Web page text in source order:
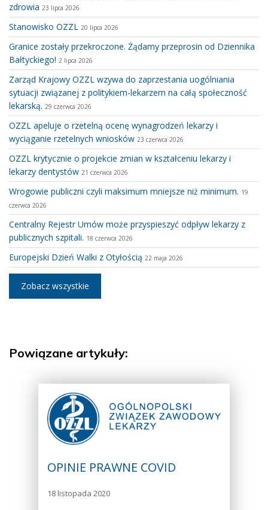
zdrowia 23 lipca 2026
Stanowisko OZZL 20 lipca 2026
Granice zostały przekroczone. Żądamy przeprosin od Dziennika
Bałtyckiego! 2 lipca 2026
Zarząd Krajowy OZZL wzywa do zaprzestania uogólniania
sytuacji związanej z politykiem-lekarzem na całą społeczność
lekarską. 29 czerwca 2026
OZZL apeluje o rzetelną ocenę wynagrodzeń lekarzy i
wyciąganie rzetelnych wniosków 23 czerwca 2026
OZZL krytycznie o projekcie zmian w kształceniu lekarzy i
lekarzy dentystów 21 czerwca 2026
Wrogowie publiczni czyli maksimum mniejsze niż minimum. 19
czerwca 2026
Centralny Rejestr Umów może przyspieszyć odpływ lekarzy z
publicznych szpitali. 18 czerwca 2026
Europejski Dzień Walki z Otyłością 22 maja 2026
Zobacz wszystkie
Powiązane artykuły:
OPINIE PRAWNE COVID
18 listopada 2020